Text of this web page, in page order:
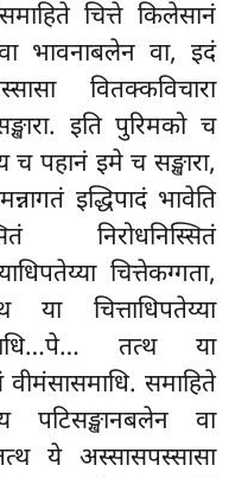
चित्ते किलेसानं
भावनाबलेन वा, इदं
वितक्कविचारा
इति पुरिमको च
पहानं इमे च सङ्खारा,
इद्धिपादं भावेति
निरोधनिस्सितं
चित्तेकग्गता,
चित्ताधिपतेय्या
तत्थ या
वीमंसासमाधि. समाहिते
पटिसङ्खानबलेन वा
ये अस्सासपस्सासा